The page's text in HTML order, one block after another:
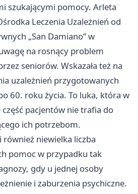
szukającymi pomocy. Arleta
Leczenia Uzależnień od
„San Damiano” w
na rosnący problem
seniorów. Wskazała też na
uzależnień przygotowanych
60. roku życia. To luka, która w
pacjentów nie trafia do
ich potrzebom.
niewielka liczba
pomoc w przypadku tak
gdy u jednej osoby
i zaburzenia psychiczne.